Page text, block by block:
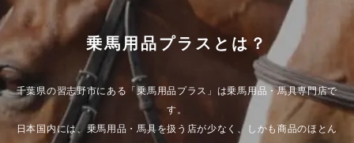
乗馬用品プラスとは？
千葉県の習志野市にある「乗馬用品プラス」は乗馬用品・馬具専門店で
す。
日本国内には、乗馬用品・馬具を扱う店が少なく、しかも商品のほとん